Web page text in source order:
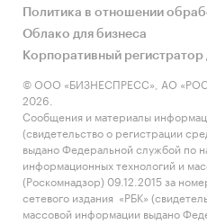
Политика в отношении
Облако для бизнеса
Корпоративный
© ООО «БИЗНЕСПРЕСС», АО
2026.
Сообщения и материалы
(свидетельство о регистрации
выдано Федеральной службой по
информационных технологий и
(Роскомнадзор) 09.12.2015 за
сетевого издания «РБК»
массовой информации выдано